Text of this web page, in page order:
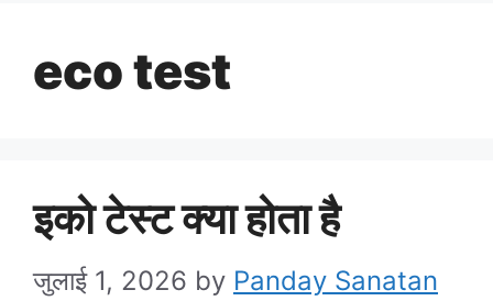
eco test
इको टेस्ट क्या होता है
जुलाई 1, 2026 by Panday Sanatan